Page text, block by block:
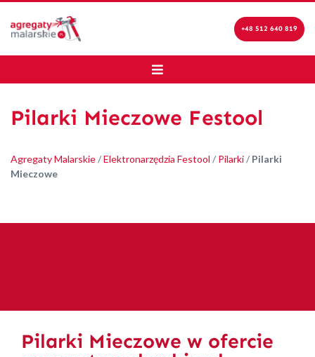
+48 512 640 819
Pilarki Mieczowe Festool
Agregaty Malarskie/Elektronarzędzia Festool / Pilarki/ Pilarki
Mieczowe
Pilarki Mieczowe w ofercie